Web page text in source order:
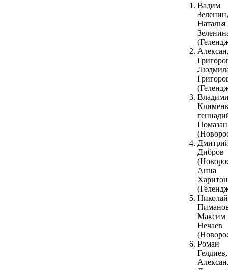
Вадим
Зеленин,
Наталья
Помазан
Дибров
Анна
Николай
Максим
Нечаев
Роман
Гелдиев,